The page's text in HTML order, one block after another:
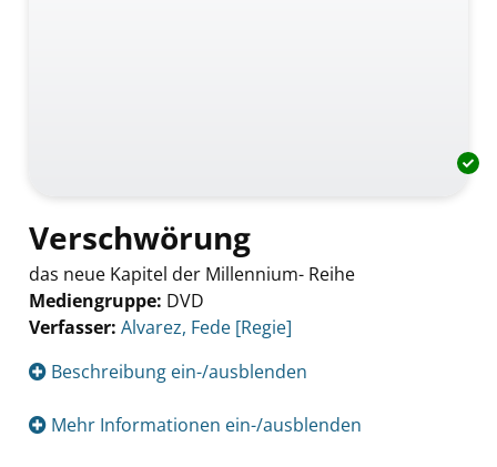
Verschwörung
das neue Kapitel der Millennium- Reihe
Mediengruppe: DVD
Verfasser: Suche nach diesem Verfasser
Alvarez, Fede [Regie]
Beschreibung ein-/ausblenden
Mehr Informationen ein-/ausblenden